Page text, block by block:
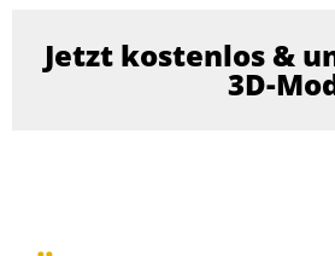
Jetzt kostenlos &
3D-